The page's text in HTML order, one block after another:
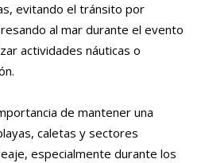
evitando el tránsito por
al mar durante el evento
actividades náuticas o
de mantener una
caletas y sectores
especialmente durante los